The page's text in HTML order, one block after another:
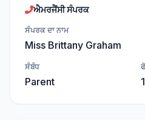
ਐਮਰਜੈਂਸੀ ਸੰਪਰਕ
ਸੰਪਰਕ ਦਾ ਨਾਮ
Miss Brittany Graham
ਸੰਬੰਧ
Parent